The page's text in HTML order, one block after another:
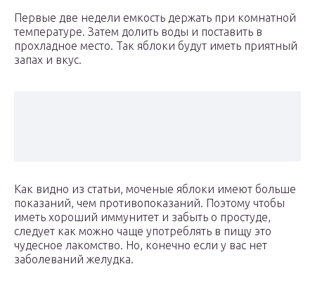
Первые две недели емкость держать при комнатной
температуре. Затем долить воды и поставить в
прохладное место. Так яблоки будут иметь приятный
запах и вкус.
Как видно из статьи, моченые яблоки имеют больше
показаний, чем противопоказаний. Поэтому чтобы
иметь хороший иммунитет и забыть о простуде,
следует как можно чаще употреблять в пищу это
чудесное лакомство. Но, конечно если у вас нет
заболеваний желудка.